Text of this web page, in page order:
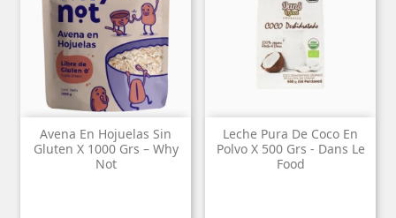
Avena En Hojuelas Sin
Gluten X 1000 Grs – Why
Not
Leche Pura De Coco En
Polvo X 500 Grs - Dans Le
Food